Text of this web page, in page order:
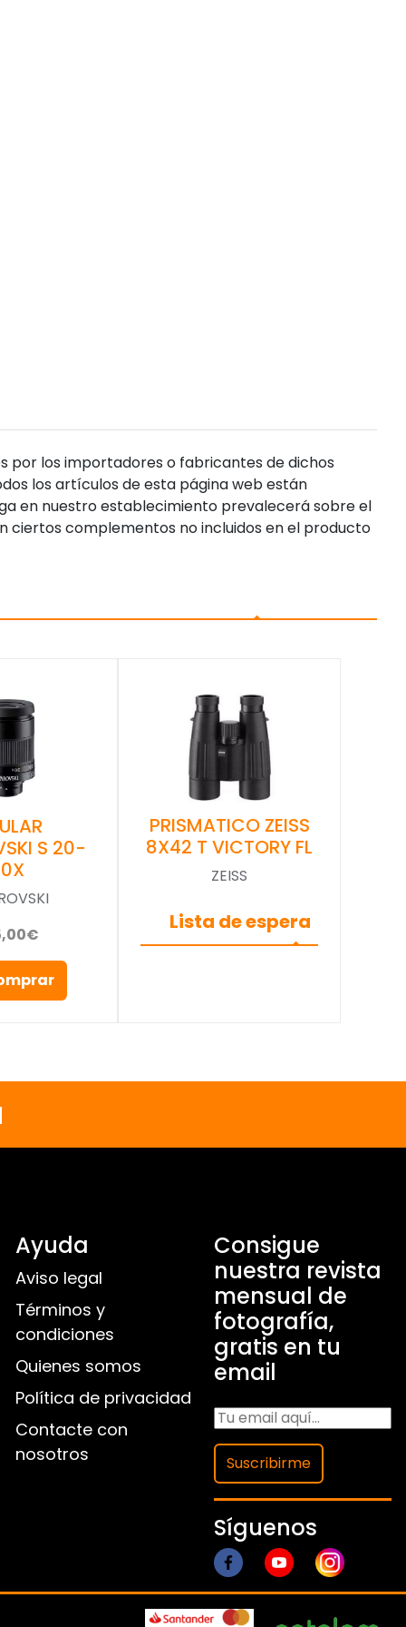
por los importadores o fabricantes de dichos
los artículos de esta página web están
en nuestro establecimiento prevalecerá sobre el
ciertos complementos no incluidos en el producto
S 20-
PRISMATICO ZEISS
8X42 T VICTORY FL
ZEISS
Lista de espera
Ayuda
Aviso legal
Términos y
condiciones
Quienes somos
Política de privacidad
Contacte con
nosotros
Consigue
nuestra revista
mensual de
fotografía,
gratis en tu
email
Suscribirme
Síguenos